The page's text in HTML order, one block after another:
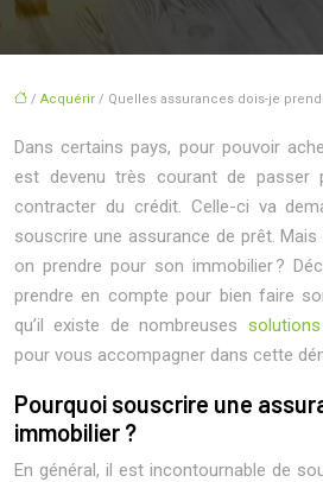
/ Acquérir / Quelles assurances dois-je
Dans certains pays, pour pouvoir
est devenu très courant de passer
contracter du crédit. Celle-ci va
souscrire une assurance de prêt.
on prendre pour son immobilier ?
prendre en compte pour bien faire
qu’il existe de nombreuses
pour vous accompagner dans cette
Pourquoi souscrire une
immobilier ?
En général, il est incontournable de